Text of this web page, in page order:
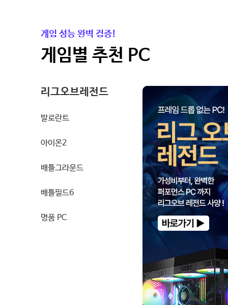
게임 성능 완벽 검증!
게임별 추천 PC
리그오브레전드
발로란트
아이온2
배틀그라운드
배틀필드6
명품 PC